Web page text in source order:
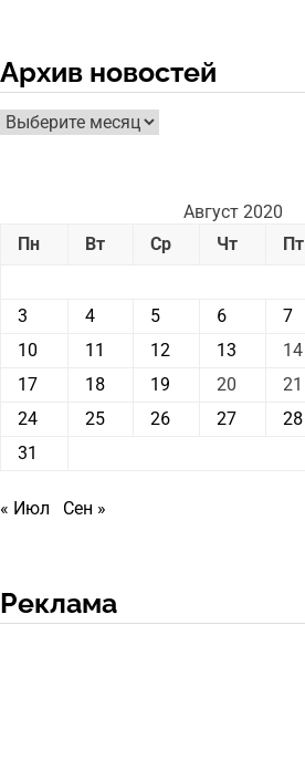
Архив новостей
Архив
новостей
Август 2020
Пн
Вт Ср Чт Пт
3
4 5 6 7
10
11 12 13 14
17
18 19 20 21
24
25 26 27 28
31
« Июл Сен »
Реклама